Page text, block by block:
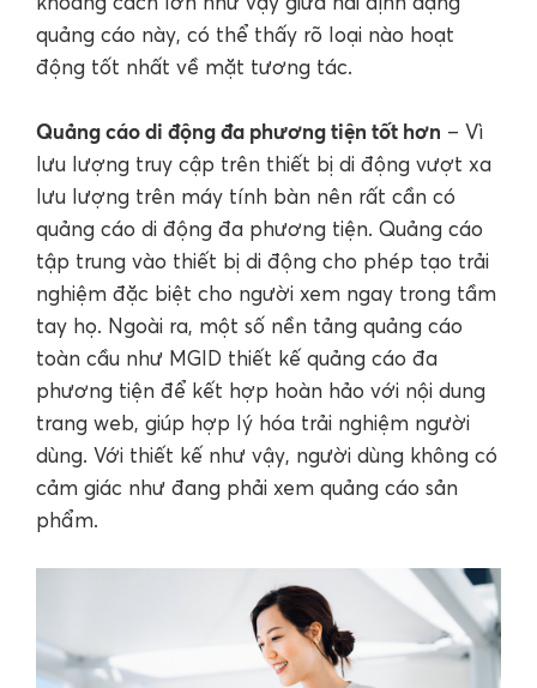
quảng cáo này, có thể thấy rõ loại nào hoạt
động tốt nhất về mặt tương tác.
Quảng cáo di động đa phương tiện tốt hơn – Vì
lưu lượng truy cập trên thiết bị di động vượt xa
lưu lượng trên máy tính bàn nên rất cần có
quảng cáo di động đa phương tiện. Quảng cáo
tập trung vào thiết bị di động cho phép tạo trải
nghiệm đặc biệt cho người xem ngay trong tầm
tay họ. Ngoài ra, một số nền tảng quảng cáo
toàn cầu như MGID thiết kế quảng cáo đa
phương tiện để kết hợp hoàn hảo với nội dung
trang web, giúp hợp lý hóa trải nghiệm người
dùng. Với thiết kế như vậy, người dùng không có
cảm giác như đang phải xem quảng cáo sản
phẩm.